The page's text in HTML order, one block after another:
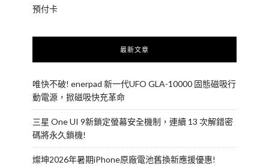
預付卡
最新文章
唯快不破! enerpad 新一代UFO GLA-10000 固態磁吸行
動電源，掀磁吸快充革命
三星 One UI 9新鎖定螢幕安全機制，連續 13 次解錯密
碼將永久鎖機!
燦坤2026年暑期iPhone原廠電池舊換新應援優惠!